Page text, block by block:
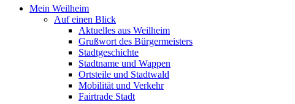
Mein Weilheim
Auf einen Blick
Aktuelles aus Weilheim
Grußwort des Bürgermeisters
Stadtgeschichte
Stadtname und Wappen
Ortsteile und Stadtwald
Mobilität und Verkehr
Fairtrade Stadt